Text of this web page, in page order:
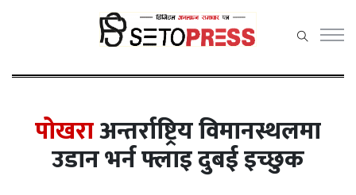
सेतोप्रेस
पोखराअन्तर्राष्ट्रिय विमानस्थलमा
उडान भर्न फ्लाइ दुबई इच्छुक